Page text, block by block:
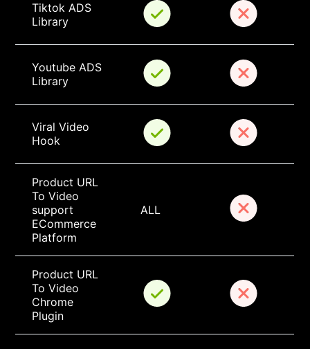
Tiktok ADS
Library
Youtube ADS
Library
Viral Video
Hook
Product URL
To Video
support
ECommerce
Platform
ALL
Product URL
To Video
Chrome
Plugin